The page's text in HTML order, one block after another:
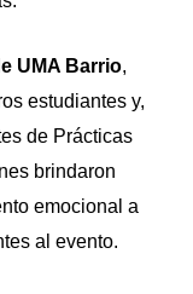
UMA Barrio,
estudiantes y,
de Prácticas
brindaron
emocional a
al evento.